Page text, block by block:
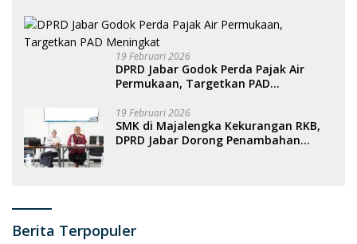
19 Februari 2026
DPRD Jabar Godok Perda Pajak Air
Permukaan, Targetkan PAD
19 Februari 2026
SMK di Majalengka Kekurangan RKB,
DPRD Jabar Dorong Penambahan
Berita Terpopuler